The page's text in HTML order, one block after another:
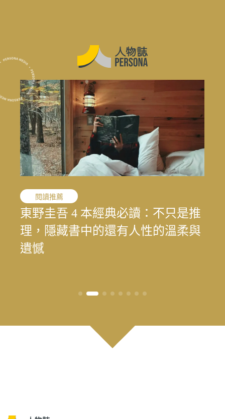
花蓮震後專題
結合地方創生與文化生態的永續旅
遊 重塑花蓮觀光新模式
職人精神
「我的課題不是變成女人，而是成
為我喜歡的自己」——最美律師樂
樂（陳漢章）的 40 年修課
閱讀推薦
東野圭吾 4 本經典必讀：不只是推
理，隱藏書中的還有人性的溫柔與
遺憾
敘事醫學
寫下病房裡沒說出口的心情：林口
長庚醫院兒童過敏氣喘風溼科主治
醫師林思偕，談書寫與渴望被理解
職人精神
文史收藏家劉國煒，在泛黃文史資
料中，續留臺灣樂壇過往風華
演藝人生
一雙鼓棒敲過一甲子，「台灣鼓
王」黃瑞豐見證臺灣主流音樂的時
代更迭
媒體先鋒
王小棣：從問題學生到臺灣影視推
手，始終相信人的可能
花蓮震後專題
太魯閣按下暫停鍵後，花蓮觀光何
時再現榮景？震後兩年，觀光與永
續發展的轉型考題
花蓮震後專題
結合地方創生與文化生態的永續旅
遊 重塑花蓮觀光新模式
職人精神
「我的課題不是變成女人，而是成
為我喜歡的自己」——最美律師樂
樂（陳漢章）的 40 年修課